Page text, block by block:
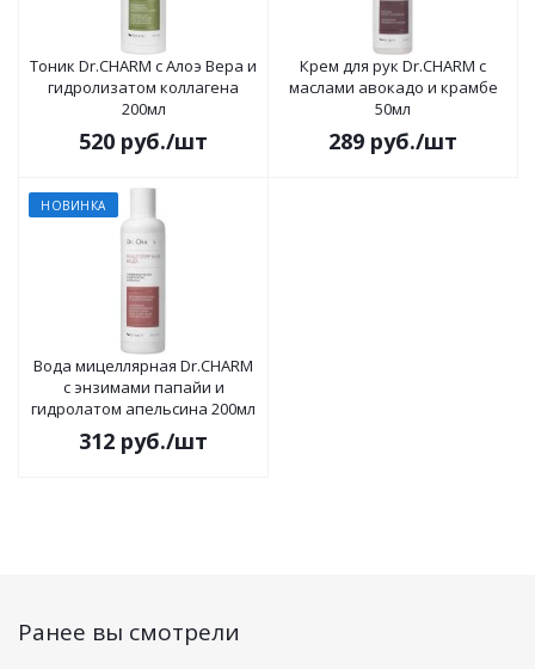
Тоник Dr.CHARM с Алоэ Вера и
гидролизатом коллагена
200мл
520 руб./шт
Крем для рук Dr.CHARM с
маслами авокадо и крамбе
50мл
289 руб./шт
НОВИНКА
Вода мицеллярная Dr.CHARM
с энзимами папайи и
гидролатом апельсина 200мл
312 руб./шт
Ранее вы смотрели